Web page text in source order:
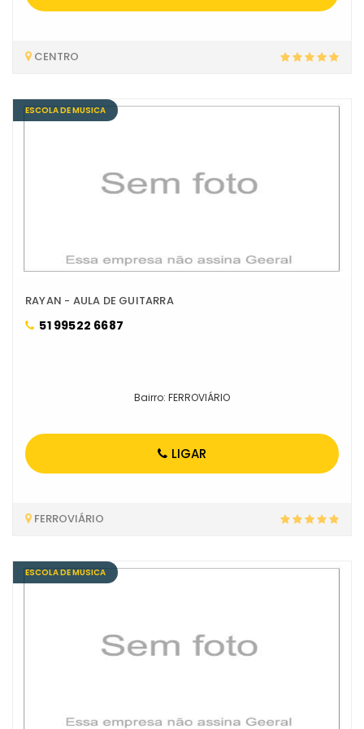
CENTRO
ESCOLA DE MUSICA
RAYAN - AULA DE GUITARRA
51 99522 6687
Bairro: FERROVIÁRIO
LIGAR
FERROVIÁRIO
ESCOLA DE MUSICA